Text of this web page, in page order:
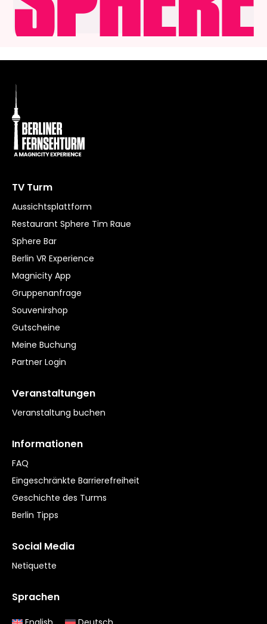
TV Turm
Aussichtsplattform
Restaurant Sphere Tim Raue
Sphere Bar
Berlin VR Experience
Magnicity App
Gruppenanfrage
Souvenirshop
Gutscheine
Meine Buchung
Partner Login
Veranstaltungen
Veranstaltung buchen
Informationen
FAQ
Eingeschränkte Barrierefreiheit
Geschichte des Turms
Berlin Tipps
Social Media
Netiquette
Sprachen